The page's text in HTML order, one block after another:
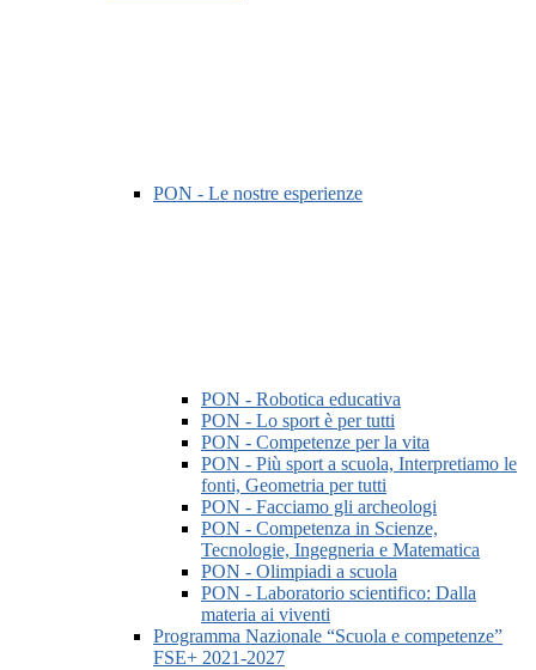
PON - Le nostre esperienze
PON - Robotica educativa
PON - Lo sport è per tutti
PON - Competenze per la vita
PON - Più sport a scuola, Interpretiamo le
fonti, Geometria per tutti
PON - Facciamo gli archeologi
PON - Competenza in Scienze,
Tecnologie, Ingegneria e Matematica
PON - Olimpiadi a scuola
PON - Laboratorio scientifico: Dalla
materia ai viventi
Programma Nazionale “Scuola e competenze”
FSE+ 2021-2027